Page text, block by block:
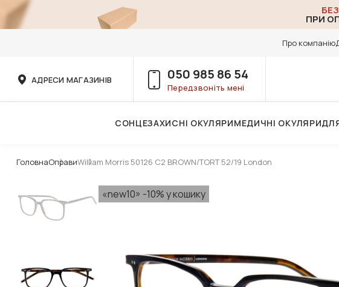
ПРИ
Про компанію
АДРЕСИ МАГАЗИНІВ 050 985 86 54
Передзвоніть мені
СОНЦЕЗАХИСНІ ОКУЛЯРИМЕДИЧНІ ОКУЛЯРИ
ГоловнаОправиWilliam Morris 50126 C2 BROWN/TORT 52/19 London
«new10» -10% у кошику